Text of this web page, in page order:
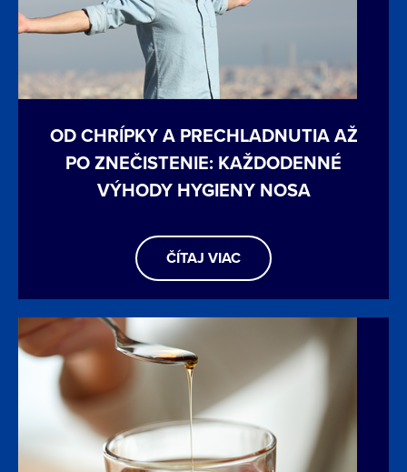
OD CHRÍPKY A PRECHLADNUTIA AŽ
PO ZNEČISTENIE: KAŽDODENNÉ
VÝHODY HYGIENY NOSA
ČÍTAJ VIAC